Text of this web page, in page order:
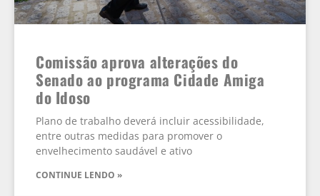
Comissão aprova alterações do
Senado ao programa Cidade Amiga
do Idoso
Plano de trabalho deverá incluir acessibilidade,
entre outras medidas para promover o
envelhecimento saudável e ativo
CONTINUE LENDO »